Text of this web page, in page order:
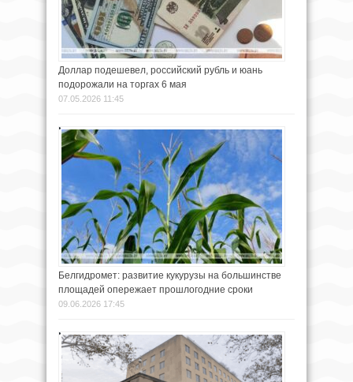
Доллар подешевел, российский рубль и юань
подорожали на торгах 6 мая
07.05.2026 11:45
Белгидромет: развитие кукурузы на большинстве
площадей опережает прошлогодние сроки
09.06.2026 17:45